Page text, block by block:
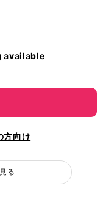
available
方向け
る